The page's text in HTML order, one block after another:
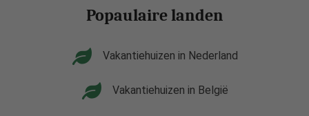
Popaulaire landen
Vakantiehuizen in Nederland
Vakantiehuizen in België